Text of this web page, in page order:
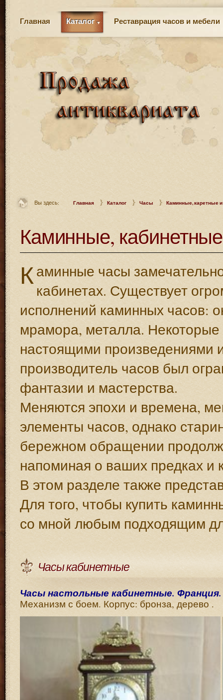
Главная Каталог Реставрация часов и мебели
Вы здесь: Главная Каталог Часы Каминные, каретные
Каминные,
Каминные часы
кабинетах. Существует
исполнений каминных часов:
мрамора, металла.
настоящими произведениями
производитель часов был
фантазии и мастерства.
Меняются эпохи и времена,
элементы часов, однако
бережном обращении
напоминая о ваших предках и
В этом разделе также
Для того, чтобы купить
со мной любым подходящим
Часы кабинетные
Часы настольные кабинетные. Франция.
Механизм с боем. Корпус: бронза, дерево .